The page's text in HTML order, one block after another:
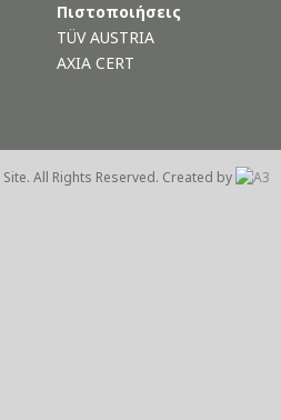
Πιστοποιήσεις
TÜV AUSTRIA
AXIA CERT
All Rights Reserved. Created by